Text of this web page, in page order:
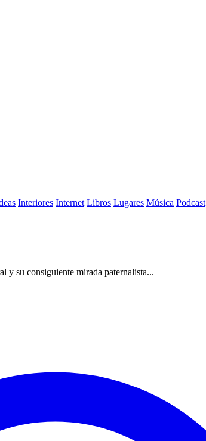
Interiores Internet Libros Lugares Música Podcast
y su consiguiente mirada paternalista...